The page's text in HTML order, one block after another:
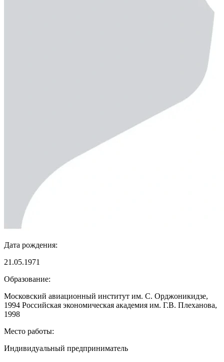
Дата рождения:
21.05.1971
Образование:
Московский авиационный институт им. С. Орджоникидзе,
1994 Российская экономическая академия им. Г.В. Плеханова,
1998
Место работы:
Индивидуальный предприниматель